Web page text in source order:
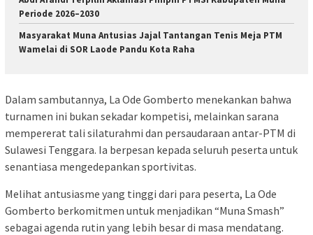
Periode 2026–2030
Masyarakat Muna Antusias Jajal Tantangan Tenis Meja PTM
Wamelai di SOR Laode Pandu Kota Raha
Dalam sambutannya, La Ode Gomberto menekankan bahwa
turnamen ini bukan sekadar kompetisi, melainkan sarana
mempererat tali silaturahmi dan persaudaraan antar-PTM di
Sulawesi Tenggara. Ia berpesan kepada seluruh peserta untuk
senantiasa mengedepankan sportivitas.
Melihat antusiasme yang tinggi dari para peserta, La Ode
Gomberto berkomitmen untuk menjadikan “Muna Smash”
sebagai agenda rutin yang lebih besar di masa mendatang.